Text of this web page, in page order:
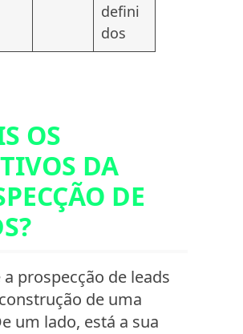
defini
dos
OS
DA
DE
prospecção de leads
de uma
um lado, está a sua